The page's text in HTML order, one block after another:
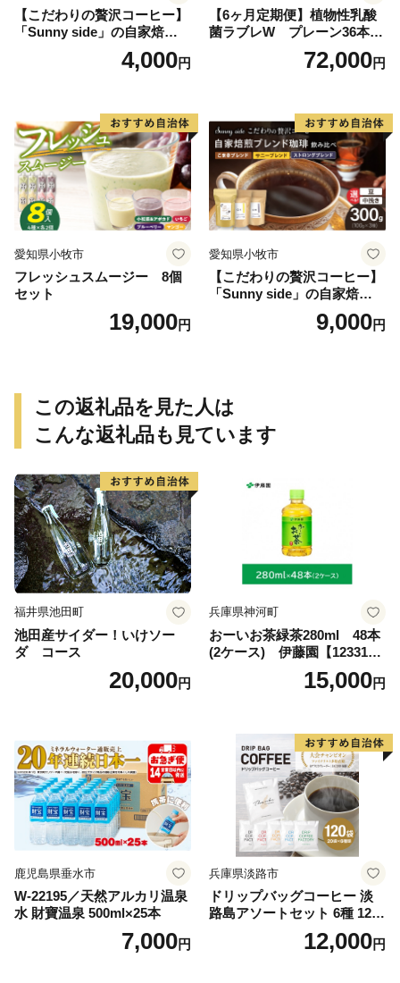
【こだわりの贅沢コーヒー】
「Sunny side」の自家焙煎珈
琲ストロングブレンド（100
4,000円
【6ヶ月定期便】植物性乳酸
菌ラブレW プレーン36本
72,000円
愛知県小牧市
フレッシュスムージー 8個
セット
19,000円
愛知県小牧市
【こだわりの贅沢コーヒー】
「Sunny side」の自家焙煎珈
琲ブレンド珈琲飲み比べセッ
9,000円
この返礼品を見た人は
こんな返礼品も見ています
福井県池田町
池田産サイダー！いけソー
ダ コース
20,000円
兵庫県神河町
おーいお茶緑茶280ml 48本
(2ケース) 伊藤園【123317
15,000円
鹿児島県垂水市
W-22195／天然アルカリ温泉
水 財寶温泉 500ml×25本
7,000円
兵庫県淡路市
ドリップバッグコーヒー 淡
路島アソートセット 6種 120
袋 飲み比べ コーヒー
12,000円